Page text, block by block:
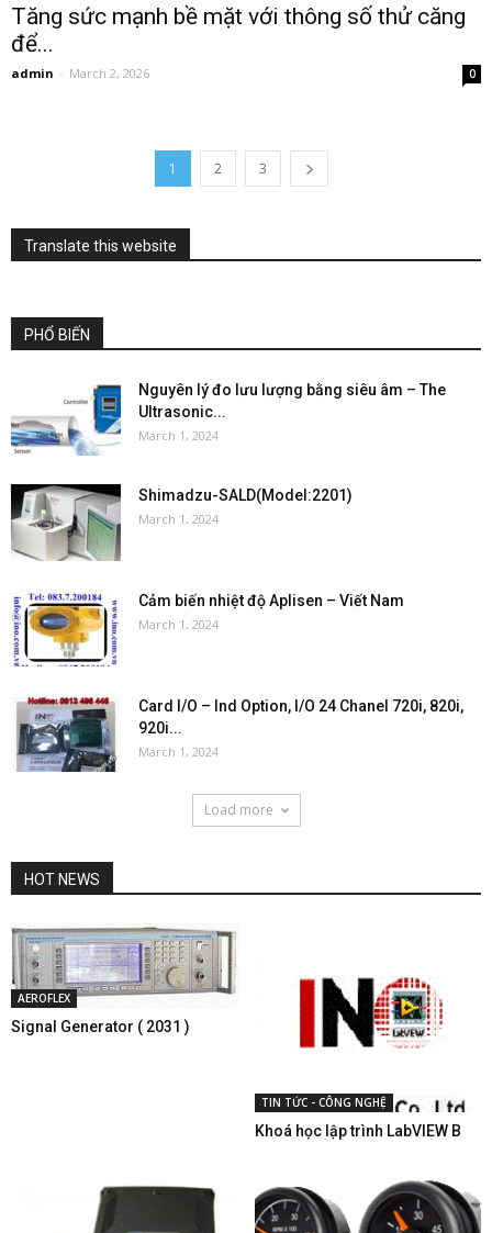
Tăng sức mạnh bề mặt với thông số thử căng
để...
admin - March 2, 2026 0
1 2 3
Translate this website
PHỔ BIẾN
Nguyên lý đo lưu lượng bằng siêu âm – The
Ultrasonic...
March 1, 2024
Shimadzu-SALD(Model:2201)
March 1, 2024
Cảm biến nhiệt độ Aplisen – Viết Nam
March 1, 2024
Card I/O – Ind Option, I/O 24 Chanel 720i, 820i,
920i...
March 1, 2024
Load more
HOT NEWS
AEROFLEX
Signal Generator ( 2031 )
TIN TỨC - CÔNG NGHỆ
Khoá học lập trình LabVIEW B